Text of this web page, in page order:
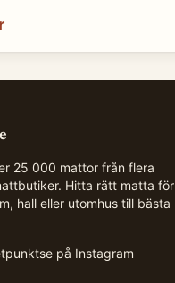
25 000 mattor från flera
Hitta rätt matta för
hall eller utomhus till bästa
på Instagram